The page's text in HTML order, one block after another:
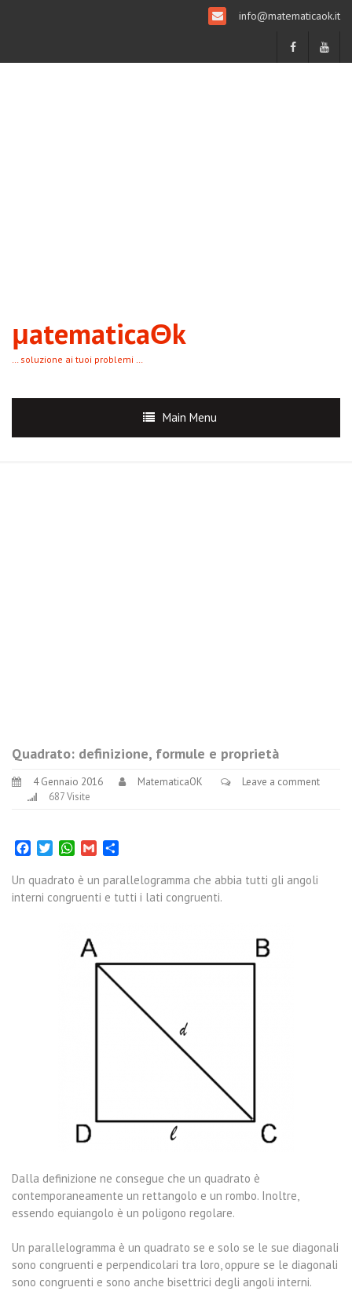
info@matematicaok.it
μatematicaΘk
… soluzione ai tuoi problemi …
Main Menu
Quadrato: definizione, formule e proprietà
4 Gennaio 2016 MatematicaOK
Leave a comment
687 Visite
FacebookTwitterWhatsApp
Gmail
Un quadrato è un parallelogramma che abbia tutti gli angoli
interni congruenti e tutti i lati congruenti.
Dalla definizione ne consegue che un quadrato è
contemporaneamente un rettangolo e un rombo. Inoltre,
essendo equiangolo è un poligono regolare.
Un parallelogramma è un quadrato se e solo se le sue diagonali
sono congruenti e perpendicolari tra loro, oppure se le diagonali
sono congruenti e sono anche bisettrici degli angoli interni.